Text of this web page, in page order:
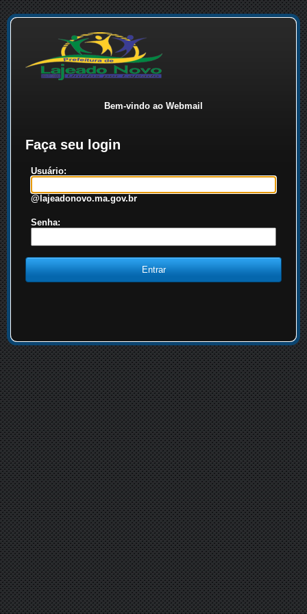
Bem-vindo ao Webmail
Faça seu login
Usuário:
@lajeadonovo.ma.gov.br
Senha: